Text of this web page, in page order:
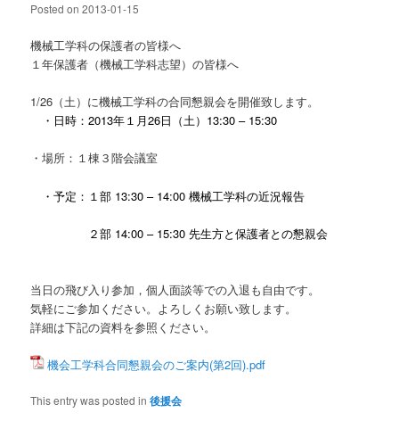
Posted on2013-01-15
機械工学科の保護者の皆様へ
１年保護者（機械工学科志望）の皆様へ
1/26（土）に機械工学科の合同懇親会を開催致します。
・日時：2013年１月26日（土） 13:30–15:30
・場所：１棟３階会議室
・予定：１部 13:30–14:00機械工学科の近況報告
２部 14:00–15:30先生方と保護者との懇親会
当日の飛び入り参加，個人面談等での入退も自由です。
気軽にご参加ください。よろしくお願い致します。
詳細は下記の資料を参照ください。
機会工学科合同懇親会のご案内(第2回).pdf
This entry was posted in後援会